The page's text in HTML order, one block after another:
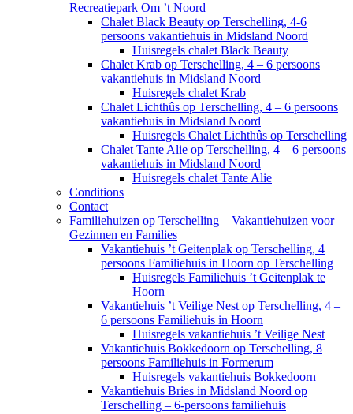
Recreatiepark Om ’t Noord
Chalet Black Beauty op Terschelling, 4-6
persoons vakantiehuis in Midsland Noord
Huisregels chalet Black Beauty
Chalet Krab op Terschelling, 4 – 6 persoons
vakantiehuis in Midsland Noord
Huisregels chalet Krab
Chalet Lichthûs op Terschelling, 4 – 6 persoons
vakantiehuis in Midsland Noord
Huisregels Chalet Lichthûs op Terschelling
Chalet Tante Alie op Terschelling, 4 – 6 persoons
vakantiehuis in Midsland Noord
Huisregels chalet Tante Alie
Conditions
Contact
Familiehuizen op Terschelling – Vakantiehuizen voor
Gezinnen en Families
Vakantiehuis ’t Geitenplak op Terschelling, 4
persoons Familiehuis in Hoorn op Terschelling
Huisregels Familiehuis ’t Geitenplak te
Hoorn
Vakantiehuis ’t Veilige Nest op Terschelling, 4 –
6 persoons Familiehuis in Hoorn
Huisregels vakantiehuis ’t Veilige Nest
Vakantiehuis Bokkedoorn op Terschelling, 8
persoons Familiehuis in Formerum
Huisregels vakantiehuis Bokkedoorn
Vakantiehuis Bries in Midsland Noord op
Terschelling – 6-persoons familiehuis